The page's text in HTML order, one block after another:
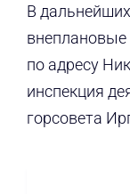
В
внеплановые
по адресу
инспекция
горсовета